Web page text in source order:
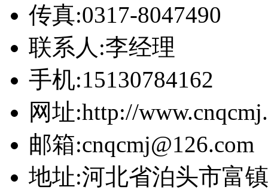
传真:0317-8047490
联系人:李经理
手机:15130784162
网址:http://
邮箱:cnqcmj@126.com
地址:河北省泊头市富